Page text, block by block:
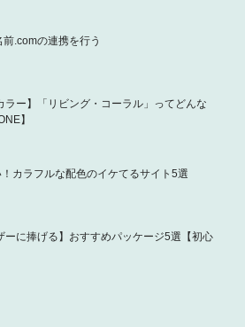
.comの連携を行う
ラー】「リビング・コーラル」ってどんな
】
カラフルな配色のイケてるサイト5選
ーに捧げる】おすすめパッケージ5選【初心